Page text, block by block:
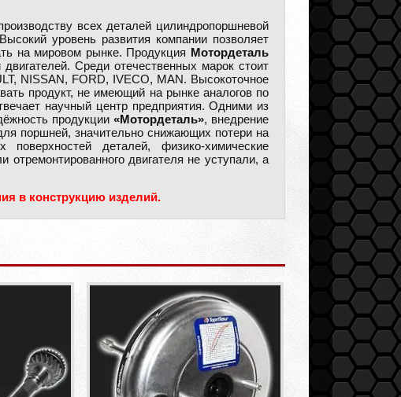
всех деталей цилиндропоршневой
уровень развития компании позволяет
на мировом рынке. Продукция
Мотордеталь
Среди отечественных марок стоит
FORD, IVECO, MAN. Высокоточное
продукт, не имеющий на рынке аналогов по
научный центр предприятия. Одними из
продукции «Мотордеталь», внедрение
поршней, значительно снижающих потери на
деталей, физико-химические
двигателя не уступали, а
в конструкцию изделий.